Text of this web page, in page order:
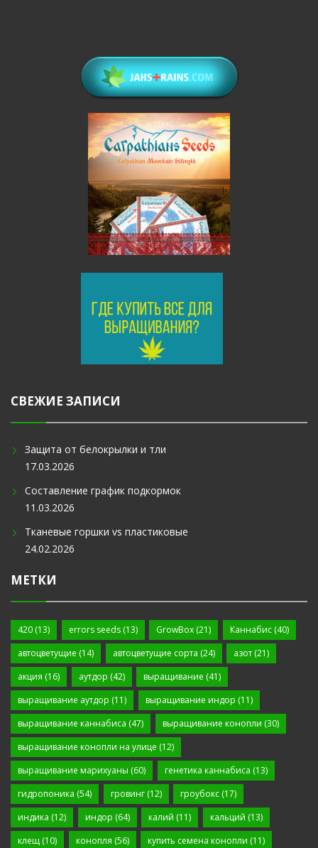
СВЕЖИЕ ЗАПИСИ
Защита от белокрылки и тли
17.03.2026
Составление график подкормок
11.03.2026
Тканевые горшки vs пластиковые
24.02.2026
МЕТКИ
420 (13) errors seeds(13) GrowBox (21) Каннабис(40)
автоцветущие (14) автоцветущие сорта (24) азот (21)
акция (16) аутдор (42) выращивание (41)
выращивание аутдор (11) выращивание индор (11)
выращивание каннабиса (47) выращивание конопли (30)
выращивание конопли на улице (12)
выращивание марихуаны (60) генетика каннабиса (13)
гидропоника (54) гровинг(12) гроубокс (17)
индика (12) индор (64) калий (11) кальций (13)
клещ (10) конопля (56) купить семена конопли (11)